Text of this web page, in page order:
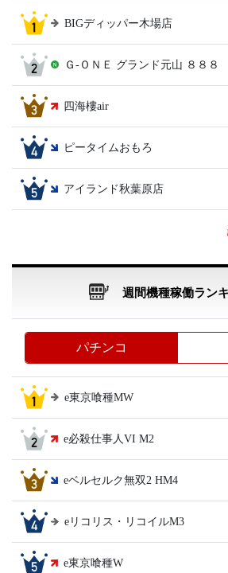
BIGディッパー木場店
Ｇ‐ＯＮＥ グランド元山 ８８８
四海樓air
ピータイムおもろ
アイランド秋葉原店
週間機種稼働ラン
パチンコ
e東京喰種MW
e必殺仕事人VI M2
eベルセルク無双2 HM4
eリコリス・リコイルM3
e東京喰種W